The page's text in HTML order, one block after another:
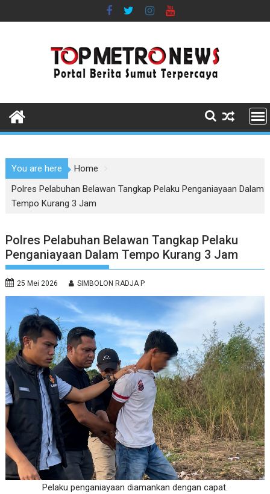
to
You are here
Home
Polres Pelabuhan Belawan Tangkap Pelaku Penganiayaan Dalam
Tempo Kurang 3 Jam
Polres Pelabuhan Belawan Tangkap Pelaku
Penganiayaan Dalam Tempo Kurang 3 Jam
25 Mei 2026 SIMBOLON RADJA P
Pelaku penganiayaan diamankan dengan capat.